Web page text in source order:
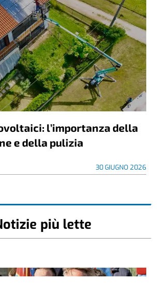
l’importanza della
e della pulizia
30 GIUGNO 2026
più lette